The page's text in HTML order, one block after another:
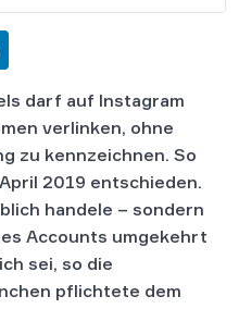
darf auf Instagram
verlinken, ohne
zu kennzeichnen. So
2019 entschieden.
handele – sondern
Accounts umgekehrt
sei, so die
pflichtete dem